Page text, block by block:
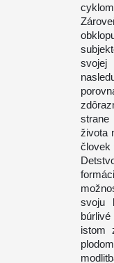
svojej
života
človek
svoju
istom